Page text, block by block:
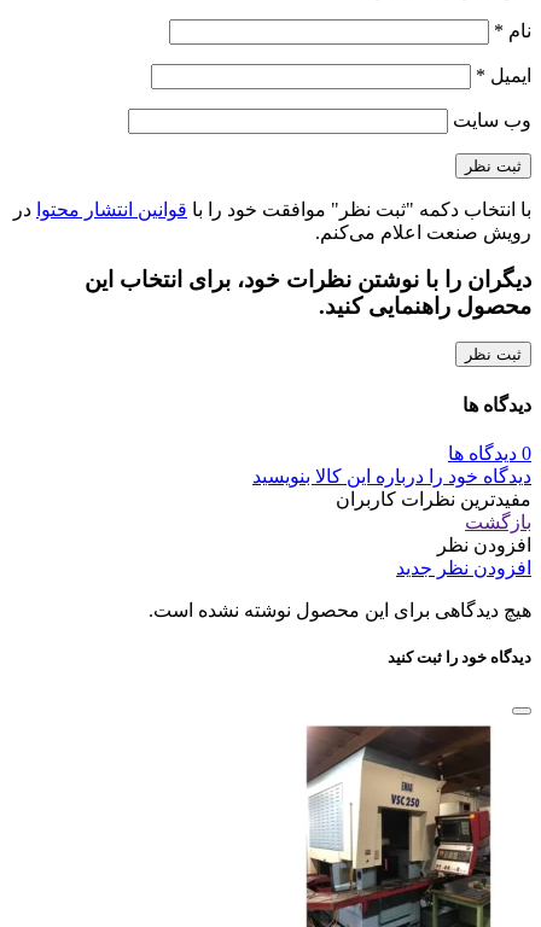
نام *
ایمیل *
وب‌ سایت
با انتخاب دکمه "ثبت نظر" موافقت خود را با قوانین انتشار محتوا در
رویش صنعت اعلام می‌کنم.
دیگران را با نوشتن نظرات خود، برای انتخاب این
محصول راهنمایی کنید.
ثبت نظر
دیدگاه ها
0 دیدگاه ها
دیدگاه خود را درباره این کالا بنویسید
مفیدترین نظرات کاربران
بازگشت
افزودن نظر
افزودن نظر جدید
هیچ دیدگاهی برای این محصول نوشته نشده است.
دیدگاه خود را ثبت کنید